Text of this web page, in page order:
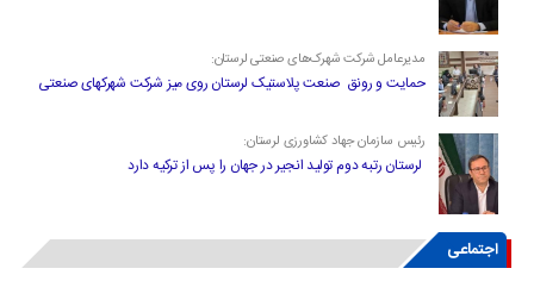
مدیرعامل شرکت شهرک‌های صنعتی لرستان:
حمایت و رونق صنعت پلاستیک لرستان روی میز شرکت شهرکهای صنعتی
رئیس سازمان جهاد کشاورزی لرستان:
لرستان رتبه دوم تولید انجیر در جهان را پس از ترکیه دارد
اجتماعی